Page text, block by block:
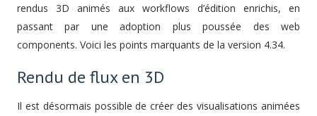
rendus 3D animés aux workflows d’édition enrichis, en
passant par une adoption plus poussée des web
components. Voici les points marquants de la version 4.34.
Rendu de flux en 3D
Il est désormais possible de créer des visualisations animées